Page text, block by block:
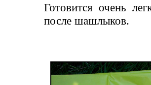
Готовится очень
после шашлыков.